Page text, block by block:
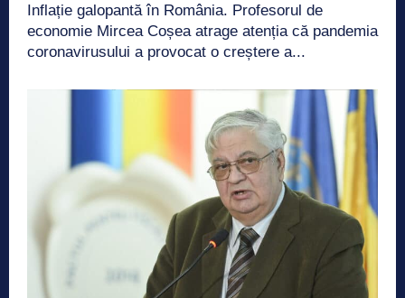
Inflație galopantă în România. Profesorul de
economie Mircea Coșea atrage atenția că pandemia
coronavirusului a provocat o creștere a...